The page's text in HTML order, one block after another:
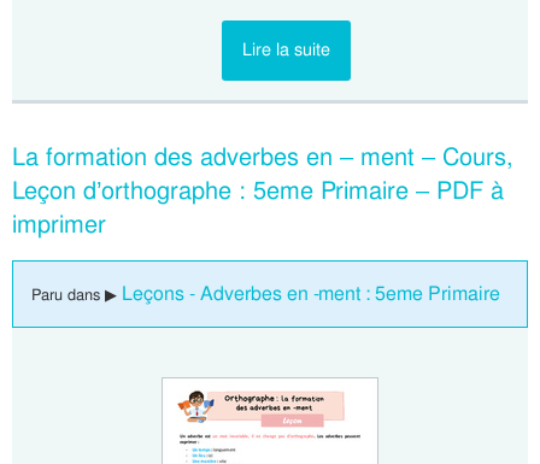
Lire la suite
La formation des adverbes en – ment – Cours,
Leçon d’orthographe : 5eme Primaire – PDF à
imprimer
Paru dans ▶ Leçons - Adverbes en -ment : 5eme Primaire